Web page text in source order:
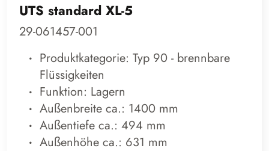
UTS standard XL-5
29-061457-001
Produktkategorie: Typ 90 - brennbare
Flüssigkeiten
Funktion: Lagern
Außenbreite ca.: 1400 mm
Außentiefe ca.: 494 mm
Außenhöhe ca.: 631 mm